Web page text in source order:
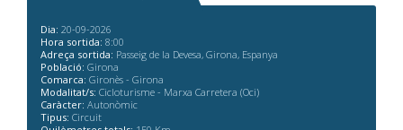
Dia: 20-09-2026
Hora sortida: 8:00
Adreça sortida: Passeig de la Devesa, Girona, Espanya
Població: Girona
Comarca: Gironès - Girona
Modalitat/s: Cicloturisme - Marxa Carretera (Oci)
Caràcter: Autonòmic
Tipus: Circuit